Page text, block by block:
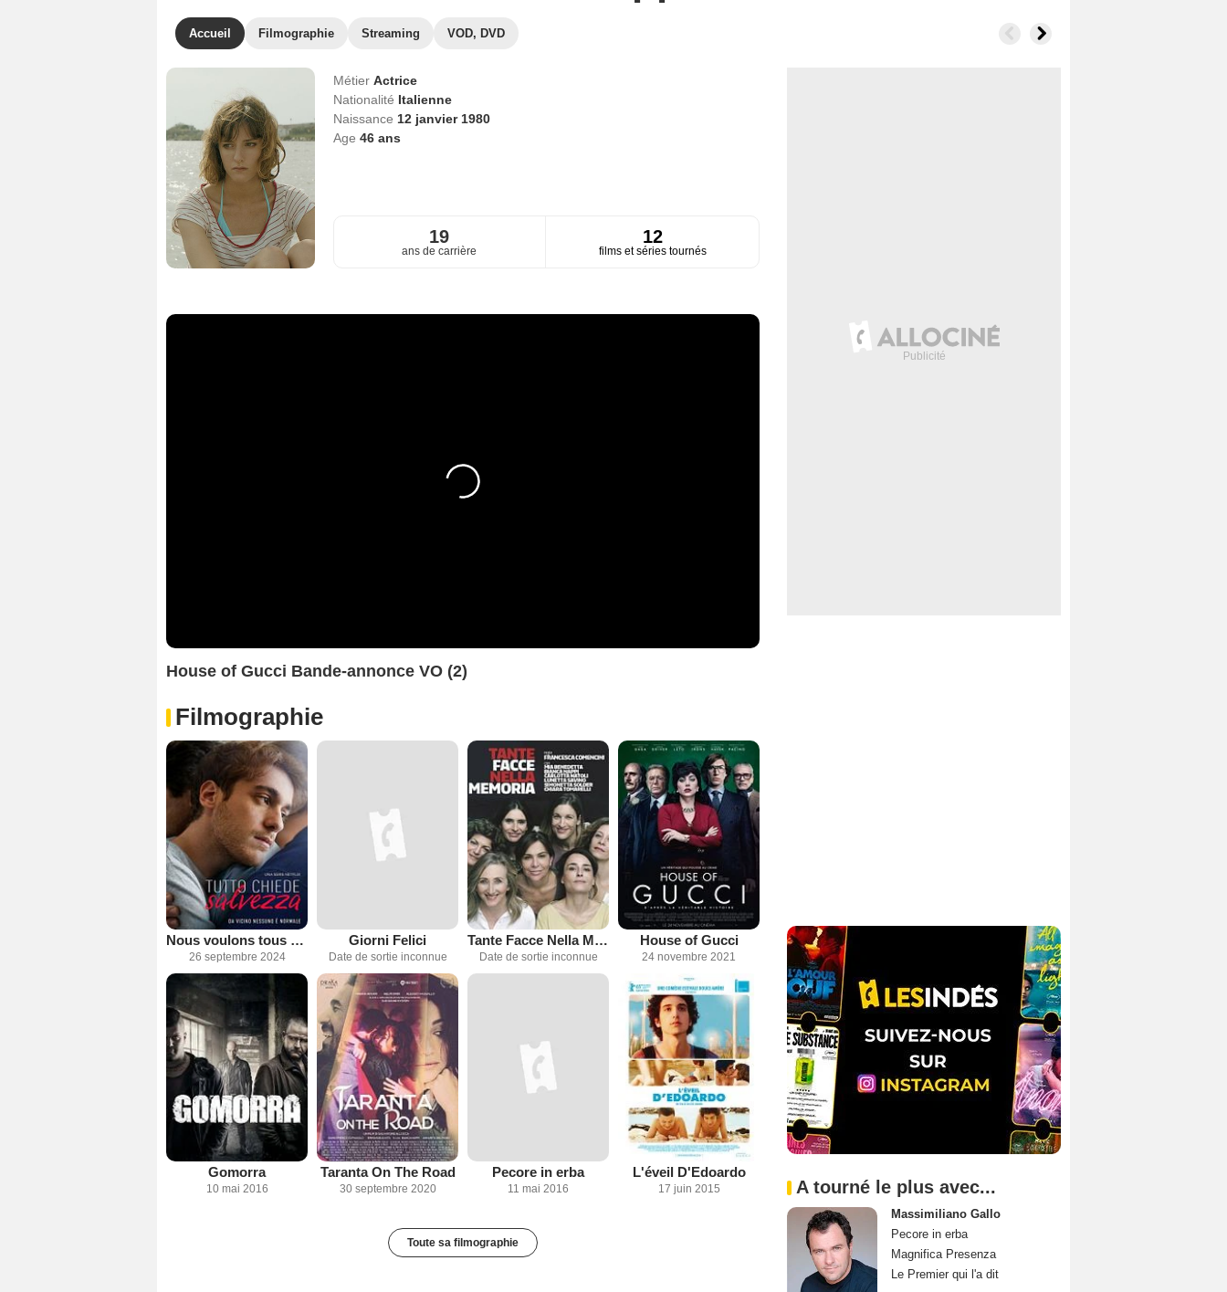
Accueil Filmographie Streaming VOD, DVD
Métier Actrice
Nationalité Italienne
Naissance 12 janvier 1980
Age 46ans
19
ans de carrière
12
films et séries tournés
House of Gucci Bande-annonce VO (2)
Filmographie
Nous voulons tous être sauvés
26 septembre 2024
Giorni Felici
Date de sortie inconnue
Tante Facce Nella Memoria
Date de sortie inconnue
House of Gucci
24 novembre 2021
Gomorra
10 mai 2016
Taranta On The Road
30 septembre 2020
Pecore in erba
11 mai 2016
L'éveil D'Edoardo
17 juin 2015
Toute sa filmographie
A tourné le plus avec...
Massimiliano Gallo
Pecore in erba
Magnifica Presenza
Le Premier qui l'a dit